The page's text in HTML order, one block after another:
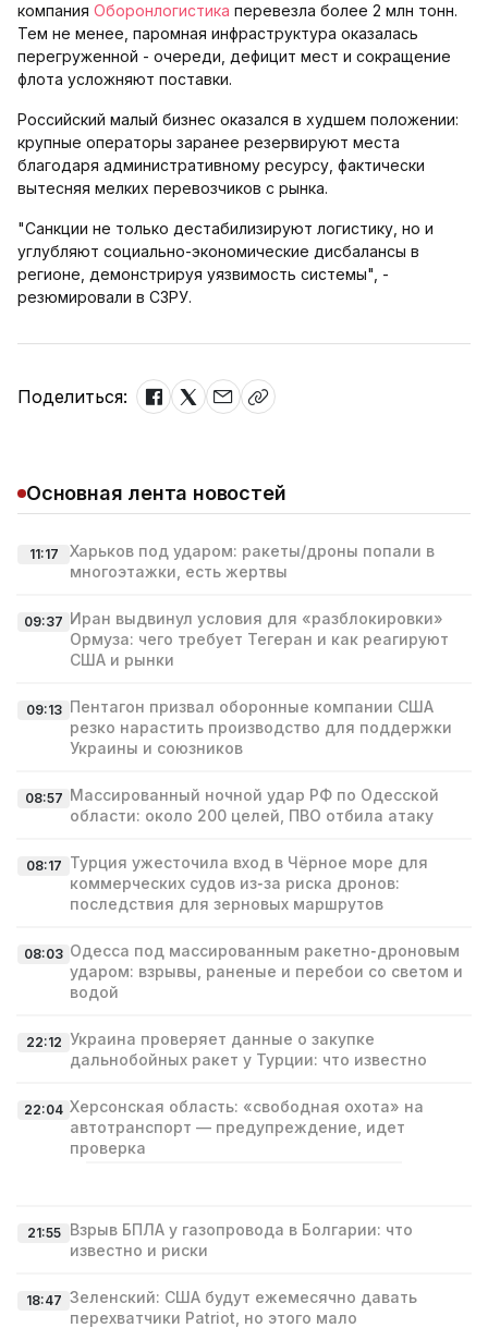
компания Оборонлогистика перевезла более 2 млн тонн.
Тем не менее, паромная инфраструктура оказалась
перегруженной - очереди, дефицит мест и сокращение
флота усложняют поставки.
Российский малый бизнес оказался в худшем положении:
крупные операторы заранее резервируют места
благодаря административному ресурсу, фактически
вытесняя мелких перевозчиков с рынка.
"Санкции не только дестабилизируют логистику, но и
углубляют социально-экономические дисбалансы в
регионе, демонстрируя уязвимость системы", -
резюмировали в СЗРУ.
Поделиться:
Основная лента новостей
11:17
Харьков под ударом: ракеты/дроны попали в
многоэтажки, есть жертвы
09:37 Иран выдвинул условия для «разблокировки»
Ормуза: чего требует Тегеран и как реагируют
США и рынки
09:13 Пентагон призвал оборонные компании США
резко нарастить производство для поддержки
Украины и союзников
08:57 Массированный ночной удар РФ по Одесской
области: около 200 целей, ПВО отбила атаку
08:17 Турция ужесточила вход в Чёрное море для
коммерческих судов из‑за риска дронов:
последствия для зерновых маршрутов
08:03 Одесса под массированным ракетно‑дроновым
ударом: взрывы, раненые и перебои со светом и
водой
22:12 Украина проверяет данные о закупке
дальнобойных ракет у Турции: что известно
22:04 Херсонская область: «свободная охота» на
автотранспорт — предупреждение, идет
проверка
21:55
Взрыв БПЛА у газопровода в Болгарии: что
известно и риски
18:47 Зеленский: США будут ежемесячно давать
перехватчики Patriot, но этого мало